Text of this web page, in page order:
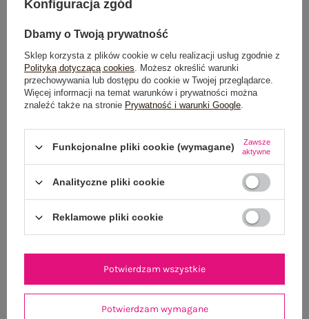
POWIADOM O DOSTĘPNOŚCI
Dostawaod 7,99 zł
Do darmowej dostawy brakuje 200,00 zł
100 dni na zwrot
OPIS PRODUKTU
Konfiguracja zgód
Dbamy o Twoją prywatność
Sklep korzysta z plików cookie w celu realizacji usług zgodnie z
Polityką dotyczącą cookies. Możesz określić warunki
przechowywania lub dostępu do cookie w Twojej przeglądarce.
Więcej informacji na temat warunków i prywatności można
znaleźć także na stronie Prywatność i warunki Google.
Funkcjonalne pliki cookie (wymagane)
Zawsze
aktywne
Analityczne pliki cookie
Reklamowe pliki cookie
Potwierdzam wymagane
Potwierdzam wszystkie